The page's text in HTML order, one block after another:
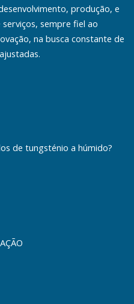
produção, e
sempre fiel ao
na busca constante de
de tungsténio a húmido?